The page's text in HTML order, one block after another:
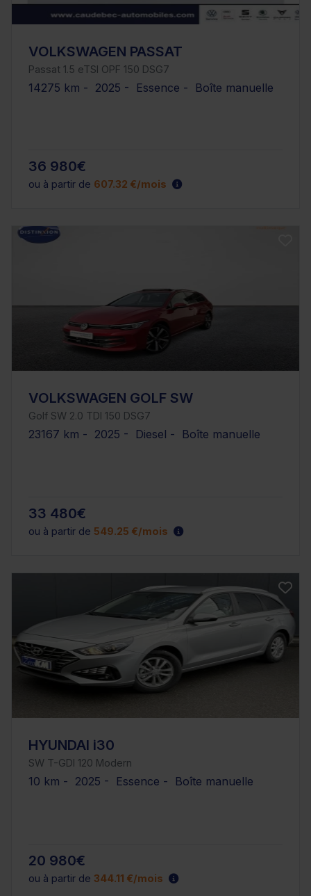
VOLKSWAGEN PASSAT
Passat 1.5 eTSI OPF 150 DSG7
14275 km - 2025 - Essence - Boîte manuelle
36 980€
ou à partir de 607.32 €/mois
VOLKSWAGEN GOLF SW
Golf SW 2.0 TDI 150 DSG7
23167 km - 2025 - Diesel - Boîte manuelle
33 480€
ou à partir de 549.25 €/mois
HYUNDAI i30
SW T-GDI 120 Modern
10 km - 2025 - Essence - Boîte manuelle
20 980€
ou à partir de 344.11 €/mois